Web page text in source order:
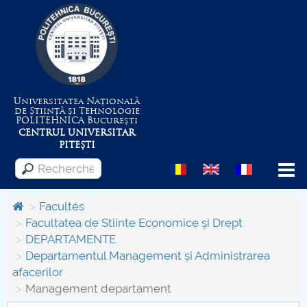
Universitatea Națională
de Știință și Tehnologie
POLITEHNICABucurești
CENTRUL UNIVERSITAR
PITEȘTI
Menu
Despre Universitate
Centrul de Management al Proiectelor
Facultés
Facultatea de Stiinte Economice și Drept
DEPARTAMENTE
Departamentul Management și Administrarea
afacerilor
Management departament